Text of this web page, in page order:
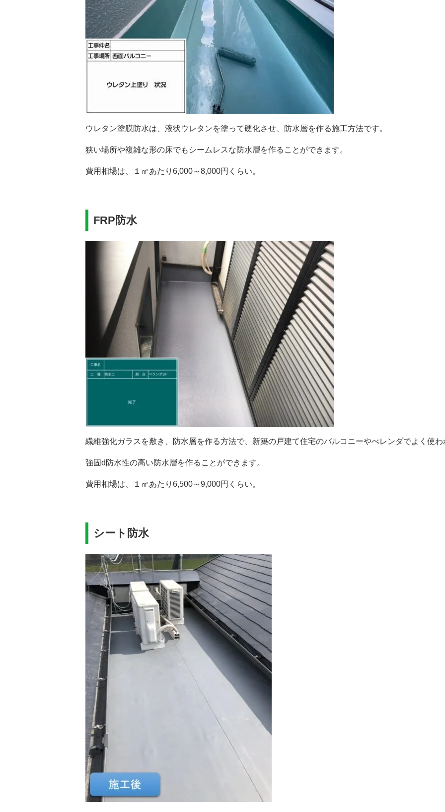
ウレタン塗膜防水は、液状ウレタンを塗って硬化させ、防水層を作る施工方法です。
狭い場所や複雑な形の床でもシームレスな防水層を作ることができます。
費用相場は、１㎡あたり6,000～8,000円くらい。
FRP防水
繊維強化ガラスを敷き、防水層を作る方法で、新築の戸建て住宅のバルコニーやべレンダでよく使わ
強固d防水性の高い防水層を作ることができます。
費用相場は、１㎡あたり6,500～9,000円くらい。
シート防水